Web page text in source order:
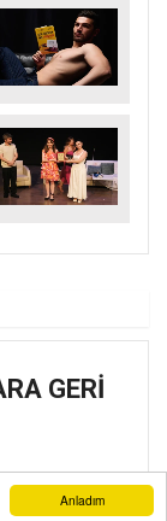
Anladım
GERİ